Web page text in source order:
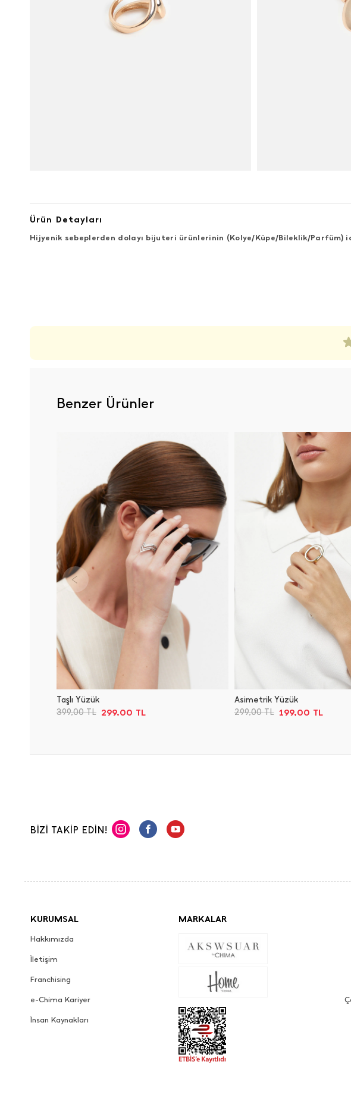
Ürün Detayları
Hijyenik sebeplerden dolayı bijuteri ürünlerinin (Kolye/Küpe/Bileklik/Parfüm)
Benzer Ürünler
Taşlı Yüzük
399,00TL 299,00 TL
Asimetrik Yüzük
299,00TL 199,00 TL
BİZİ TAKİP EDİN!
KURUMSAL
Hakkımızda
İletişim
Franchising
e-Chima Kariyer
İnsan Kaynakları
MARKALAR